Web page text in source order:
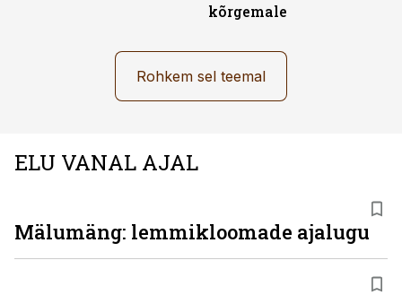
kõrgemale
Rohkem sel teemal
ELU VANAL AJAL
Mälumäng: lemmikloomade ajalugu